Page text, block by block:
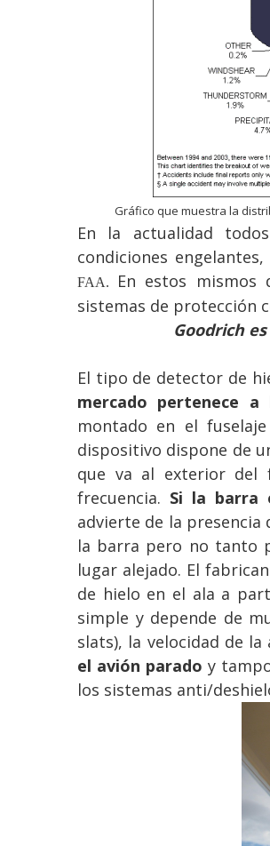
Gráfico que muestra la
En la actualidad
condiciones
FAA.
En estos mismos
sistemas de protección
Goodrich
El tipo de detector de
mercado pertenece a
montado en el
dispositivo dispone de
que va al exterior del
frecuencia. Si la barra
advierte de la presencia
la barra pero no tanto
lugar alejado. El
de hielo en el ala a
simple y depende de
slats), la velocidad de
el avión parado y
los sistemas anti/